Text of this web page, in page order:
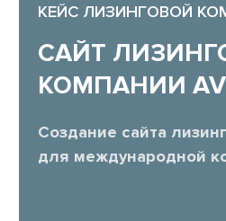
КЕЙС ЛИЗИНГОВОЙ
САЙТ
КОМПАНИИ
Создание сайта
для международной